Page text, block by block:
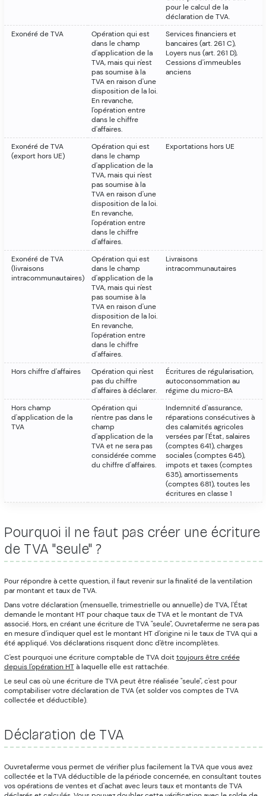
pour le calcul de la
déclaration de TVA.
Exonéré de TVA
Opération qui est
dans le champ
d'application de la
TVA, mais qui n'est
pas soumise à la
TVA en raison d'une
disposition de la loi.
En revanche,
l'opération entre
dans le chiffre
d'affaires.
Services financiers et
bancaires (art. 261 C),
Loyers nus (art. 261 D),
Cessions d'immeubles
anciens
Exonéré de TVA
(export hors UE)
Opération qui est
dans le champ
d'application de la
TVA, mais qui n'est
pas soumise à la
TVA en raison d'une
disposition de la loi.
En revanche,
l'opération entre
dans le chiffre
d'affaires.
Exportations hors UE
Exonéré de TVA
(livraisons
intracommunautaires)
Opération qui est
dans le champ
d'application de la
TVA, mais qui n'est
pas soumise à la
TVA en raison d'une
disposition de la loi.
En revanche,
l'opération entre
dans le chiffre
d'affaires.
Livraisons
intracommunautaires
Hors chiffre d'affaires
Opération qui n'est
pas du chiffre
d'affaires à déclarer.
Écritures de régularisation,
autoconsommation au
régime du micro-BA
Hors champ
d'application de la
TVA
Opération qui
n'entre pas dans le
champ
d'application de la
TVA et ne sera pas
considérée comme
du chiffre d'affaires.
Indemnité d'assurance,
réparations consécutives à
des calamités agricoles
versées par l'État, salaires
(comptes 641), charges
sociales (comptes 645),
impots et taxes (comptes
635), amortissements
(comptes 681), toutes les
écritures en classe 1
Pourquoi il ne faut pas créer une écriture
de TVA "seule" ?
Pour répondre à cette question, il faut revenir sur la finalité de la ventilation
par montant et taux de TVA.
Dans votre déclaration (mensuelle, trimestrielle ou annuelle) de TVA, l'État
demande le montant HT pour chaque taux de TVA et le montant de TVA
associé. Hors, en créant une écriture de TVA "seule", Ouvretaferme ne sera pas
en mesure d'indiquer quel est le montant HT d'origine ni le taux de TVA qui a
été appliqué. Vos déclarations risquent donc d'être incomplètes.
C'est pourquoi une écriture comptable de TVA doittoujours être créée
depuis l'opération HTà laquelle elle est rattachée.
Le seul cas où une écriture de TVA peut être réalisée "seule", c'est pour
comptabiliser votre déclaration de TVA (et solder vos comptes de TVA
collectée et déductible).
Déclaration de TVA
Ouvretaferme vous permet de vérifier plus facilement la TVA que vous avez
collectée et la TVA déductible de la période concernée, en consultant toutes
vos opérations de ventes et d'achat avec leurs taux et montants de TVA